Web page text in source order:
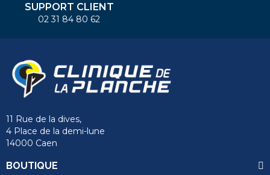
SUPPORT CLIENT
02 31 84 80 62
11 Rue de la dives,
4 Place de la demi-lune
14000 Caen
BOUTIQUE